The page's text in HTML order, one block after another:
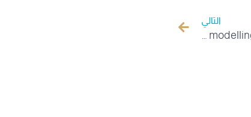
التالي